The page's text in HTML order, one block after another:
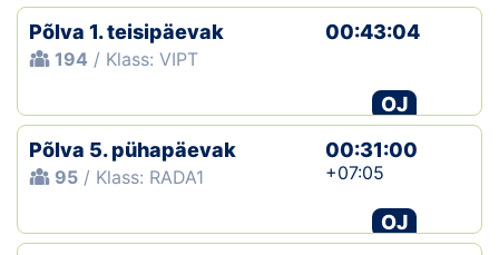
Põlva 1. teisipäevak
194 / Klass: VIPT
00:43:04
OJ
Põlva 5. pühapäevak
95 / Klass: RADA1
00:31:00
+07:05
OJ